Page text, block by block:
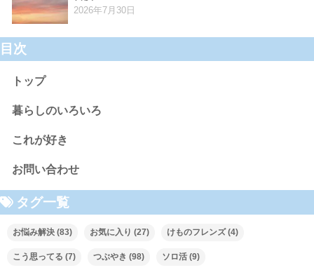
2026年7月30日
目次
トップ
暮らしのいろいろ
これが好き
お問い合わせ
タグ一覧
お悩み解決 (83) お気に入り (27) けものフレンズ(4)
こう思ってる (7) つぶやき (98) ソロ活 (9)